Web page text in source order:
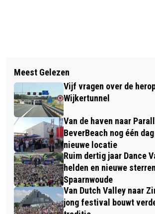
ZOMEREXPOSITIE IN KOP
HULPDIENSTEN OEFENEN 1
GROTE EVACUATIE OP ZEE
KUST VAN IJMUIDEN
Meest Gelezen
Vijf vragen over de
Wijkertunnel
Van de haven naar
BeverBeach nog één
nieuwe locatie
Ruim dertig jaar Dance
helden en nieuwe
Spaarnwoude
Van Dutch Valley naar
jong festival bouwt